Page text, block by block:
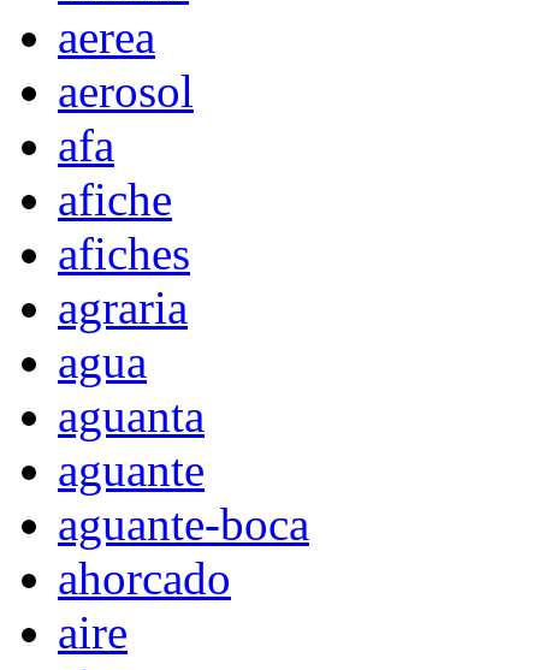
aerea
aerosol
afa
afiche
afiches
agraria
agua
aguanta
aguante
aguante-boca
ahorcado
aire